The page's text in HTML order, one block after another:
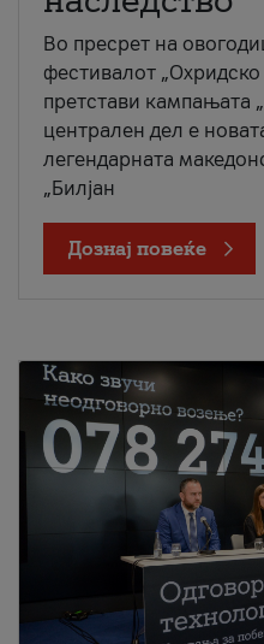
Во пресрет на
фестивалот „Охридско
претстави кампањата
централен дел е
легендарната
„Билјан
Дознај повеќе